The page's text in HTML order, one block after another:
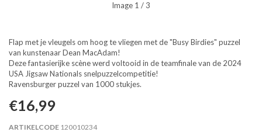
Image 1 / 3
Flap met je vleugels om hoog te vliegen met de "Busy Birdies" puzzel
van kunstenaar Dean MacAdam!
Deze fantasierijke scène werd voltooid in de teamfinale van de 2024
USA Jigsaw Nationals snelpuzzelcompetitie!
Ravensburger puzzel van 1000 stukjes.
€16,99
ARTIKELCODE 120010234